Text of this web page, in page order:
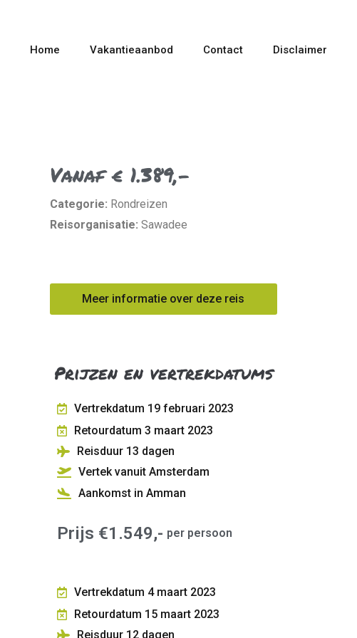
Home Vakantieaanbod Contact Disclaimer
Vanaf € 1.389,-
Categorie: Rondreizen
Reisorganisatie: Sawadee
Meer informatie over deze reis
Prijzen en vertrekdatums
Vertrekdatum 19 februari 2023
Retourdatum 3 maart 2023
Reisduur 13 dagen
Vertek vanuit Amsterdam
Aankomst in Amman
Prijs €1.549,- per persoon
Vertrekdatum 4 maart 2023
Retourdatum 15 maart 2023
Reisduur 12dagen